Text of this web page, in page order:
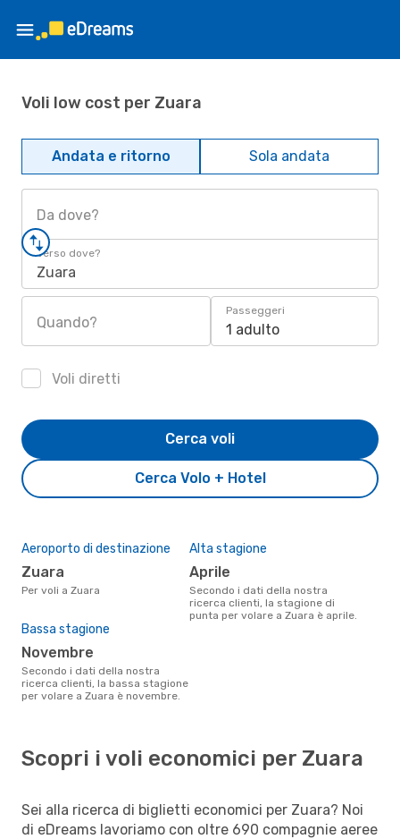
Voli low cost per Zuara
Andata e ritorno Sola andata
Da dove?
Verso dove?
Zuara
Quando?
Passeggeri
1 adulto
Voli diretti
Cerca Volo + Hotel
Cerca voli
Aeroporto di destinazione
Zuara
Per voli a Zuara
Alta stagione
aprile
Secondo i dati della nostra
ricerca clienti, la stagione di
punta per volare a Zuara è aprile.
Bassa stagione
novembre
Secondo i dati della nostra
ricerca clienti, la bassa stagione
per volare a Zuara è novembre.
Scopri i voli economici per Zuara
Sei alla ricerca di biglietti economici per Zuara? Noi
di eDreams lavoriamo con oltre 690 compagnie aeree